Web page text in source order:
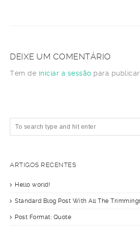
DEIXE UM COMENTÁRIO
Tem de iniciar a sessão para
ARTIGOS RECENTES
Hello world!
Standard Blog Post With All The
Post Format: Quote